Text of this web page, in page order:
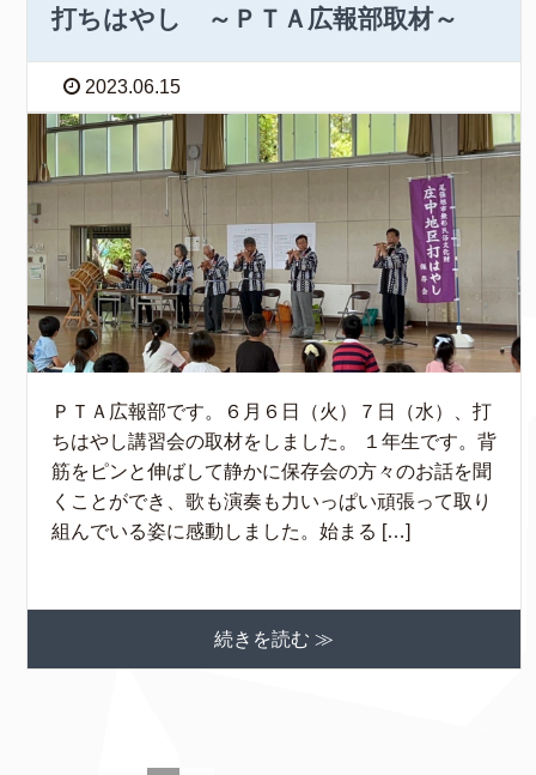
打ちはやし ～ＰＴＡ広報部取材～
2023.06.15
ＰＴＡ広報部です。６月６日（火）７日（水）、打
ちはやし講習会の取材をしました。 １年生です。背
筋をピンと伸ばして静かに保存会の方々のお話を聞
くことができ、歌も演奏も力いっぱい頑張って取り
組んでいる姿に感動しました。始まる […]
続きを読む ≫